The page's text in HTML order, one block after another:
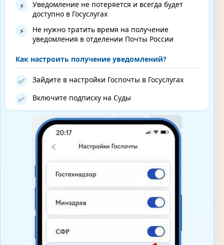
⚡
Уведомление не потеряется и всегда будет
доступно в Госуслугах
⚡
Не нужно тратить время на получение
уведомления в отделении Почты России
Как настроить получение уведомлений?
✅ Зайдите в настройки Госпочты в Госуслугах
✅ Включите подписку на Суды